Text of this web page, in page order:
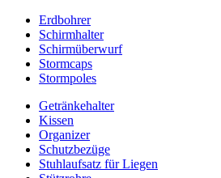
Erdbohrer
Schirmhalter
Schirmüberwurf
Stormcaps
Stormpoles
Getränkehalter
Kissen
Organizer
Schutzbezüge
Stuhlaufsatz für Liegen